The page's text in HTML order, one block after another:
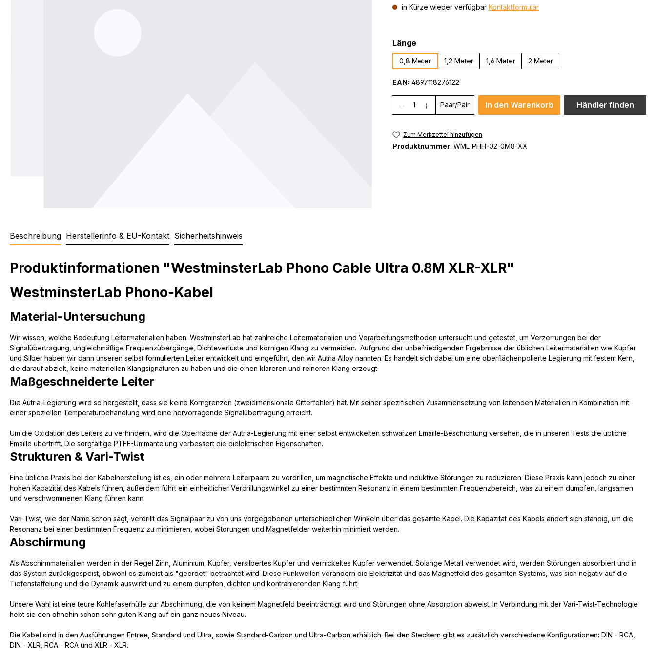
in Kürze wieder verfügbar Kontaktformular
Längeauswählen
0,8 Meter 1,2 Meter 1,6 Meter 2 Meter
EAN: 4897118276122
Paar/Pair In den Warenkorb Händler finden
Zum Merkzettel hinzufügen
Produktnummer: WML-PHH-02-0M8-XX
Beschreibung Herstellerinfo & EU-Kontakt Sicherheitshinweis
Produktinformationen "WestminsterLab Phono Cable Ultra 0.8M XLR-XLR"
WestminsterLab Phono-Kabel
Material-Untersuchung
Wir wissen, welche Bedeutung Leitermaterialien haben. WestminsterLab hat zahlreiche Leitermaterialien und Verarbeitungsmethoden untersucht und getestet, um Verzerrungen bei der
Signalübertragung, ungleichmäßige Frequenzübergänge, Dichteverluste und körnigen Klang zu vermeiden. Aufgrund der unbefriedigenden Ergebnisse der üblichen Leitermaterialien wie Kupfer
und Silber haben wir dann unseren selbst formulierten Leiter entwickelt und eingeführt, den wir Autria Alloy nannten. Es handelt sich dabei um eine oberflächenpolierte Legierung mit festem Kern,
die darauf abzielt, keine materiellen Klangsignaturen zu haben und die einen klareren und reineren Klang erzeugt.
Maßgeschneiderte Leiter
Die Autria-Legierung wird so hergestellt, dass sie keine Korngrenzen (zweidimensionale Gitterfehler) hat. Mit seiner spezifischen Zusammensetzung von leitenden Materialien in Kombination mit
einer speziellen Temperaturbehandlung wird eine hervorragende Signalübertragung erreicht.
Um die Oxidation des Leiters zu verhindern, wird die Oberfläche der Autria-Legierung mit einer selbst entwickelten schwarzen Emaille-Beschichtung versehen, die in unseren Tests die übliche
Emaille übertrifft. Die sorgfältige PTFE-Ummantelung verbessert die dielektrischen Eigenschaften.
Strukturen & Vari-Twist
Eine übliche Praxis bei der Kabelherstellung ist es, ein oder mehrere Leiterpaare zu verdrillen, um magnetische Effekte und induktive Störungen zu reduzieren. Diese Praxis kann jedoch zu einer
hohen Kapazität des Kabels führen, außerdem führt ein einheitlicher Verdrillungswinkel zu einer bestimmten Resonanz in einem bestimmten Frequenzbereich, was zu einem dumpfen, langsamen
und verschwommenen Klang führen kann.
Vari-Twist, wie der Name schon sagt, verdrillt das Signalpaar zu von uns vorgegebenen unterschiedlichen Winkeln über das gesamte Kabel. Die Kapazität des Kabels ändert sich ständig, um die
Resonanz bei einer bestimmten Frequenz zu minimieren, wobei Störungen und Magnetfelder weiterhin minimiert werden.
Abschirmung
Als Abschirmmaterialien werden in der Regel Zinn, Aluminium, Kupfer, versilbertes Kupfer und vernickeltes Kupfer verwendet. Solange Metall verwendet wird, werden Störungen absorbiert und in
das System zurückgespeist, obwohl es zumeist als "geerdet" betrachtet wird. Diese Funkwellen verändern die Elektrizität und das Magnetfeld des gesamten Systems, was sich negativ auf die
Tiefenstaffelung und die Dynamik auswirkt und zu einem dumpfen, dichten und kontrahierenden Klang führt.
Unsere Wahl ist eine teure Kohlefaserhülle zur Abschirmung, die von keinem Magnetfeld beeinträchtigt wird und Störungen ohne Absorption abweist. In Verbindung mit der Vari-Twist-Technologie
hebt sie den ohnehin schon sehr guten Klang auf ein ganz neues Niveau.
Die Kabel sind in den Ausführungen Entree, Standard und Ultra, sowie Standard-Carbon und Ultra-Carbon erhältlich. Bei den Steckern gibt es zusätzlich verschiedene Konfigurationen: DIN - RCA,
DIN - XLR, RCA - RCA und XLR - XLR.